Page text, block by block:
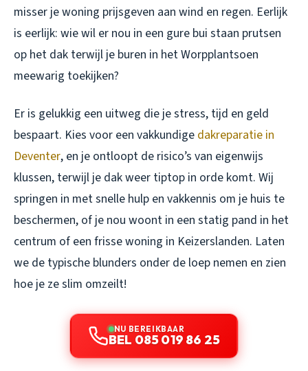
misser je woning prijsgeven aan wind en regen. Eerlijk
is eerlijk: wie wil er nou in een gure bui staan prutsen
op het dak terwijl je buren in het Worpplantsoen
meewarig toekijken?
Er is gelukkig een uitweg die je stress, tijd en geld
bespaart. Kies voor een vakkundige dakreparatie in
Deventer, en je ontloopt de risico’s van eigenwijs
klussen, terwijl je dak weer tiptop in orde komt. Wij
springen in met snelle hulp en vakkennis om je huis te
beschermen, of je nou woont in een statig pand in het
centrum of een frisse woning in Keizerslanden. Laten
we de typische blunders onder de loep nemen en zien
hoe je ze slim omzeilt!
NU BEREIKBAAR
BEL 085 019 86 25